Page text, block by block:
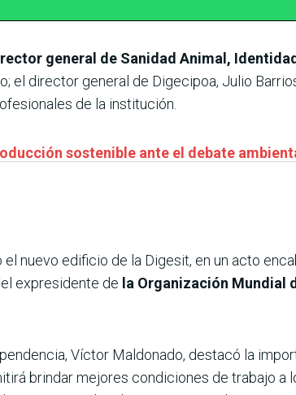
general de Sanidad Animal,
el director general de Digecipoa, Julio
de la institución.
sostenible ante el debate
nuevo edificio de la Digesit, en un acto
expresidente de la Organización Mundial
Víctor Maldonado, destacó la
brindar mejores condiciones de trabajo a